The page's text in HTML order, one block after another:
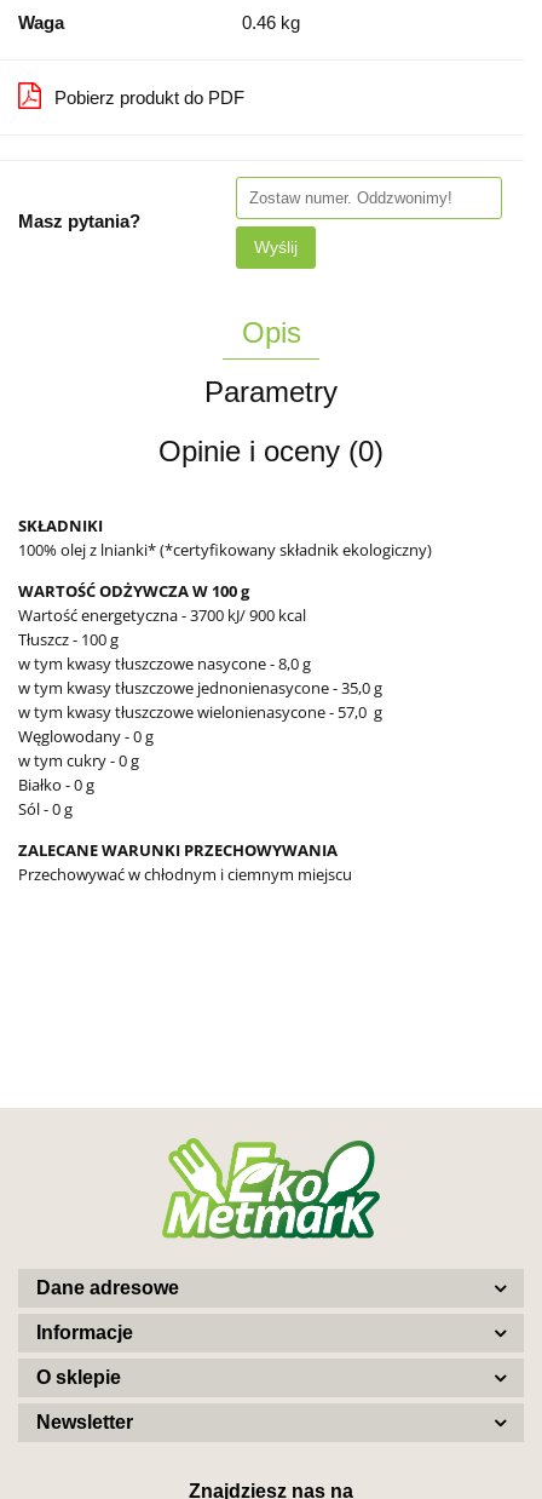
Waga 0.46 kg
Pobierz produkt do PDF
Masz pytania?
Wyślij
Opis
Parametry
Opinie i oceny (0)
SKŁADNIKI
100% olej z lnianki* (*certyfikowany składnik ekologiczny)
WARTOŚĆ ODŻYWCZA W 100 g
Wartość energetyczna - 3700 kJ/ 900 kcal
Tłuszcz - 100 g
w tym kwasy tłuszczowe nasycone - 8,0 g
w tym kwasy tłuszczowe jednonienasycone - 35,0 g
w tym kwasy tłuszczowe wielonienasycone - 57,0 g
Węglowodany - 0 g
w tym cukry - 0 g
Białko - 0 g
Sól - 0 g
ZALECANE WARUNKI PRZECHOWYWANIA
Przechowywać w chłodnym i ciemnym miejscu
Dane adresowe
Informacje
O sklepie
Newsletter
Znajdziesz nas na